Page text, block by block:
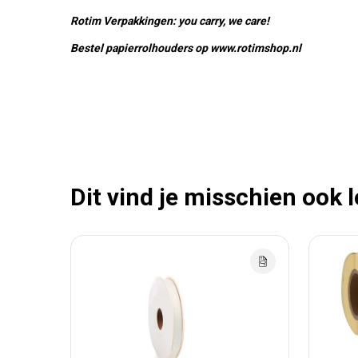
Rotim Verpakkingen: you carry, we care!
Bestel papierrolhouders op www.rotimshop.nl
Dit vind je misschien ook